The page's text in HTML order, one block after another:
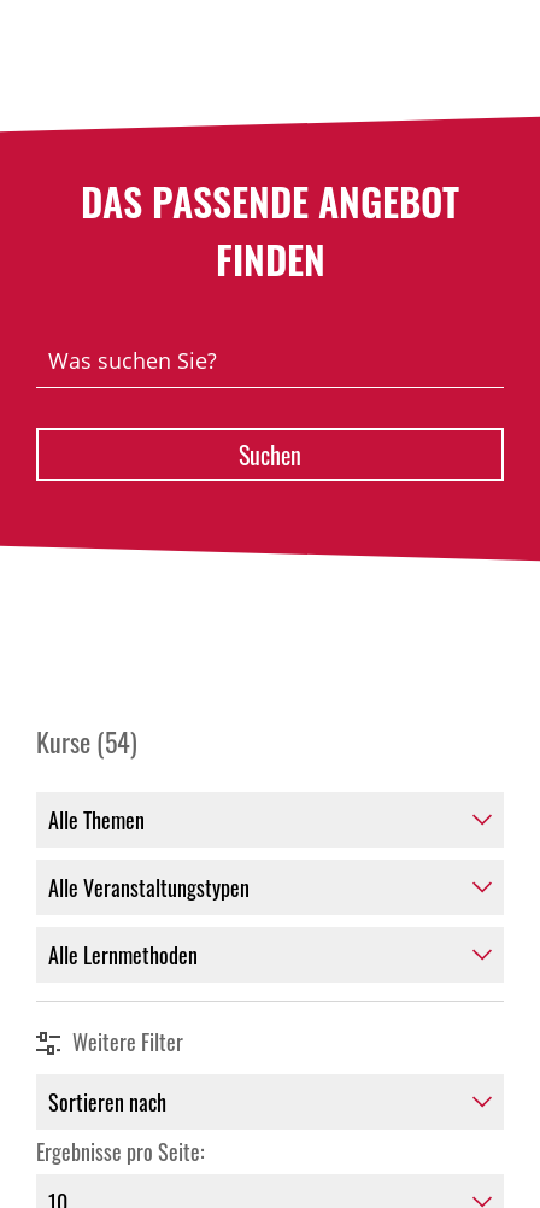
DAS PASSENDE ANGEBOT
FINDEN
Kurse (54)
Weitere Filter
Ergebnisse pro Seite: